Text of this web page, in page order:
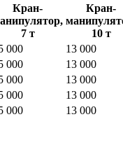
Кран-
7 т
Кран-
10 т
000
13 000
000
13 000
000
13 000
000
13 000
000 13 000